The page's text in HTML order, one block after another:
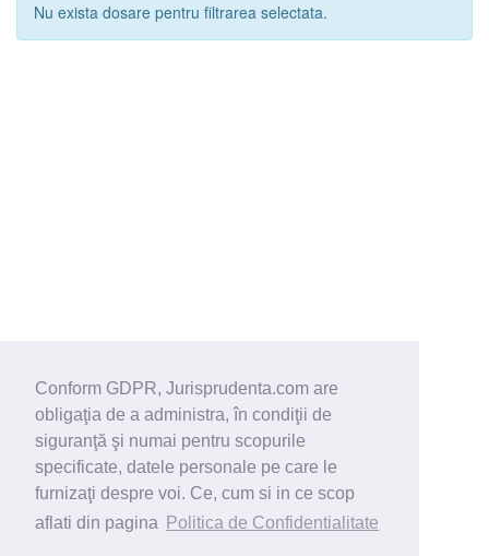
Conform GDPR, Jurisprudenta.com are
obligaţia de a administra, în condiţii de
siguranţă şi numai pentru scopurile
specificate, datele personale pe care le
furnizaţi despre voi. Ce, cum si in ce scop
aflati din pagina
Politica de Confidentialitate
Nu exista dosare pentru filtrarea selectata.